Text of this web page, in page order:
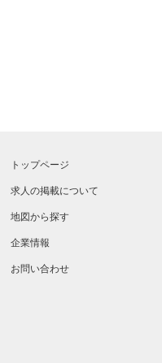
トップページ
求人の掲載について
地図から探す
企業情報
お問い合わせ